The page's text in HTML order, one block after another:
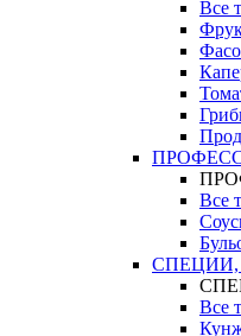
Все
Все
Все